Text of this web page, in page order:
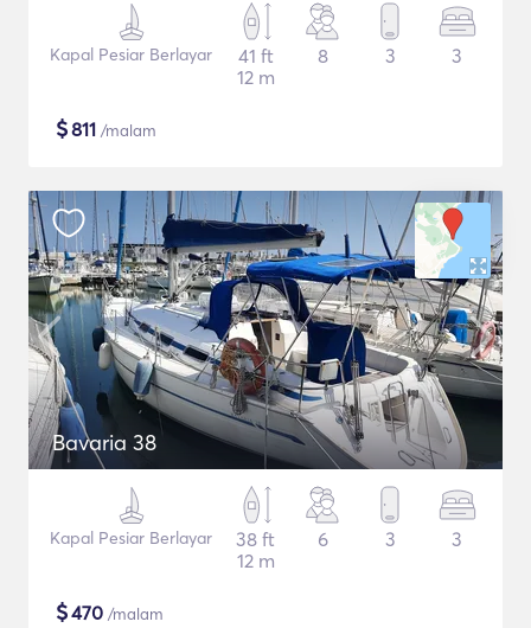
Kapal Pesiar Berlayar
41 ft
12 m
8 3 3
$811 /malam
Bavaria 38
Kapal Pesiar Berlayar
38 ft
12 m
6 3 3
$470 /malam